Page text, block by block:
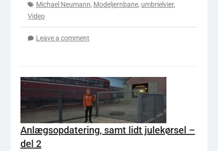
Michael Neumann, Modeljernbane, umbrielvier,
Video
Leave a comment
Anlægsopdatering, samt lidt julekørsel –
del 2